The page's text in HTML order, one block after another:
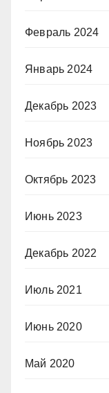
Февраль 2024
Январь 2024
Декабрь 2023
Ноябрь 2023
Октябрь 2023
Июнь 2023
Декабрь 2022
Июль 2021
Июнь 2020
Май 2020